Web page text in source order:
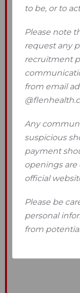
to be, or to
Please note
request any
recruitment
from email
Any
suspicious
payment
openings are
official
Please be
personal
from